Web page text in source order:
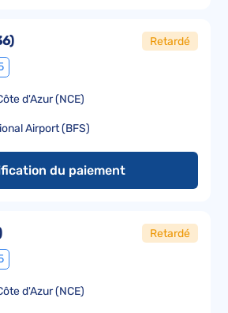
) Retardé
d'Azur (NCE)
Airport (BFS)
du paiement
Retardé
d'Azur (NCE)